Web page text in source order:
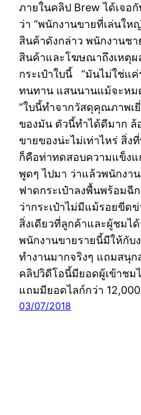
ภายในคลิป Brew ได้เจอ
ว่า “พนักงานขายที่เล่นใ
สินค้าดังกล่าว พนักงานช
สินค้าและโฆษณาถึงเหตุผ
กระเป๋าใบนี้ “มันไม่ใช่แ
ทนทาน แสนนานแม้จะหม
“ใบนี้ทำจากวัสดุคุณภาพเ
ของมัน ตัวนี้ทำได้ดีมาก
ขายของน่ะไม่เท่าไหร่ สิ่ง
ก็คือท่าทดสอบความแข็งแ
พูดๆ ไปมา ว่าแล้วพนักงา
ฟาดกระเป๋าลงพื้นพร้อมฉี
ว่ากระเป๋าไม่มีแม้รอยขีด
สิ่งเดียวที่ลูกค้าและผู้ชมไ
พนักงานขายรายนี้มีให้กับ
ทำงานมากจริงๆ แถมสนุ
คลิปวิดีโอนี้มียอดผู้เข้าชม
แถมมียอดไลก์กว่า
03/07/2018